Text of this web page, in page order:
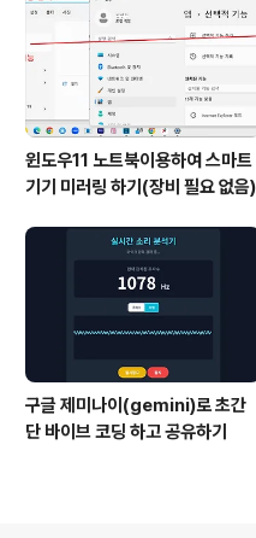
윈도우11 노트북이용하여 스마트
기기 미러링 하기(장비 필요 없음)
구글 제미나이(gemini)로 초간
단 바이브 코딩 하고 공유하기